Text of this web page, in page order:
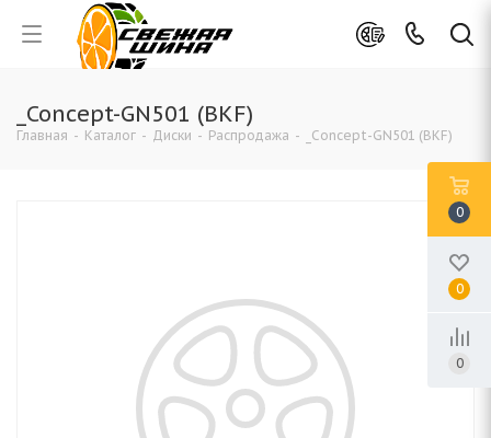
_Concept-GN501 (BKF)
Главная - Каталог - Диски - Распродажа - _Concept-GN501 (BKF)
0
0
0